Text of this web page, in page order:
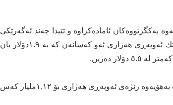
یه‌كگرتووه‌كان ئاماده‌كراوه‌ و تێیدا چه‌ند ئه‌گه‌رێكی
دیاریكردووه‌ بۆ هێڵی هه‌ژاری كه‌ بانكی نێوده‌وڵه‌تی دیاریكردوون، به‌جۆرێك ئه‌وپه‌ڕی هه‌ژاری ئه‌و كه‌سانه‌ن كه‌ به‌ ١.٩دۆلار یان
ده‌ژین.
خراپترین سیناریۆ ئه‌وه‌یه‌ كه‌ داهاتی تاكه‌كه‌س به‌رێژه‌ی سەدا ٢٠ دابه‌زێت به‌هۆیه‌وه‌ رێژه‌ی ئه‌وپه‌ڕی هه‌ژاری بۆ ١,١٢ملیار كه‌س